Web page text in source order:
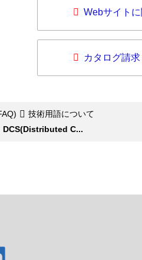
Webサイト
カタログ請求
技術用語について
DCS(Distributed C...